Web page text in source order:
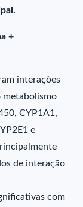
+
interações
metabolismo
CYP1A1,
e
de interação
com